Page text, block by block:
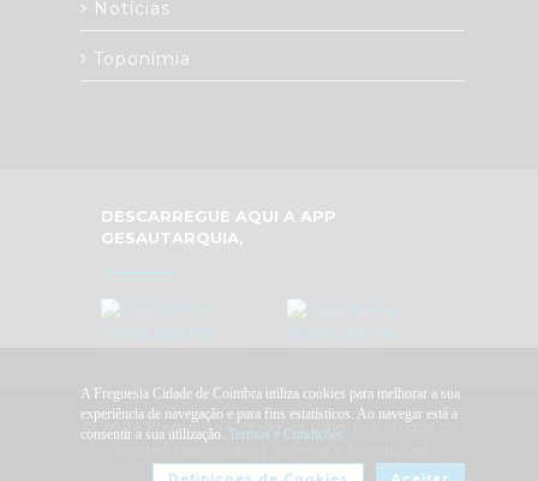
Notícias
Toponímia
DESCARREGUE AQUI A APP
GESAUTARQUIA,
© 2026 Freguesia Cidade de Coimbra. Todos os
A Freguesia Cidade de Coimbra utiliza cookies para melhorar a sua
experiência de navegação e para fins estatísticos. Ao navegar está a
consentir a sua utilização. Termos e Condições